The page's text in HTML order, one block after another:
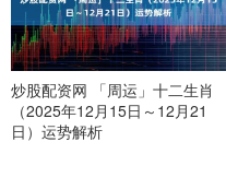
炒股配资网 「周运」十二生肖
（2025年12月15日～12月21
日）运势解析